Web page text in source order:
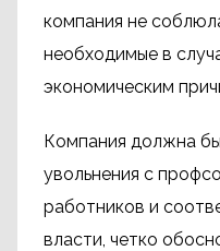
компания не
необходимые в
экономическим
Компания должна
увольнения с
работников и
власти, четко